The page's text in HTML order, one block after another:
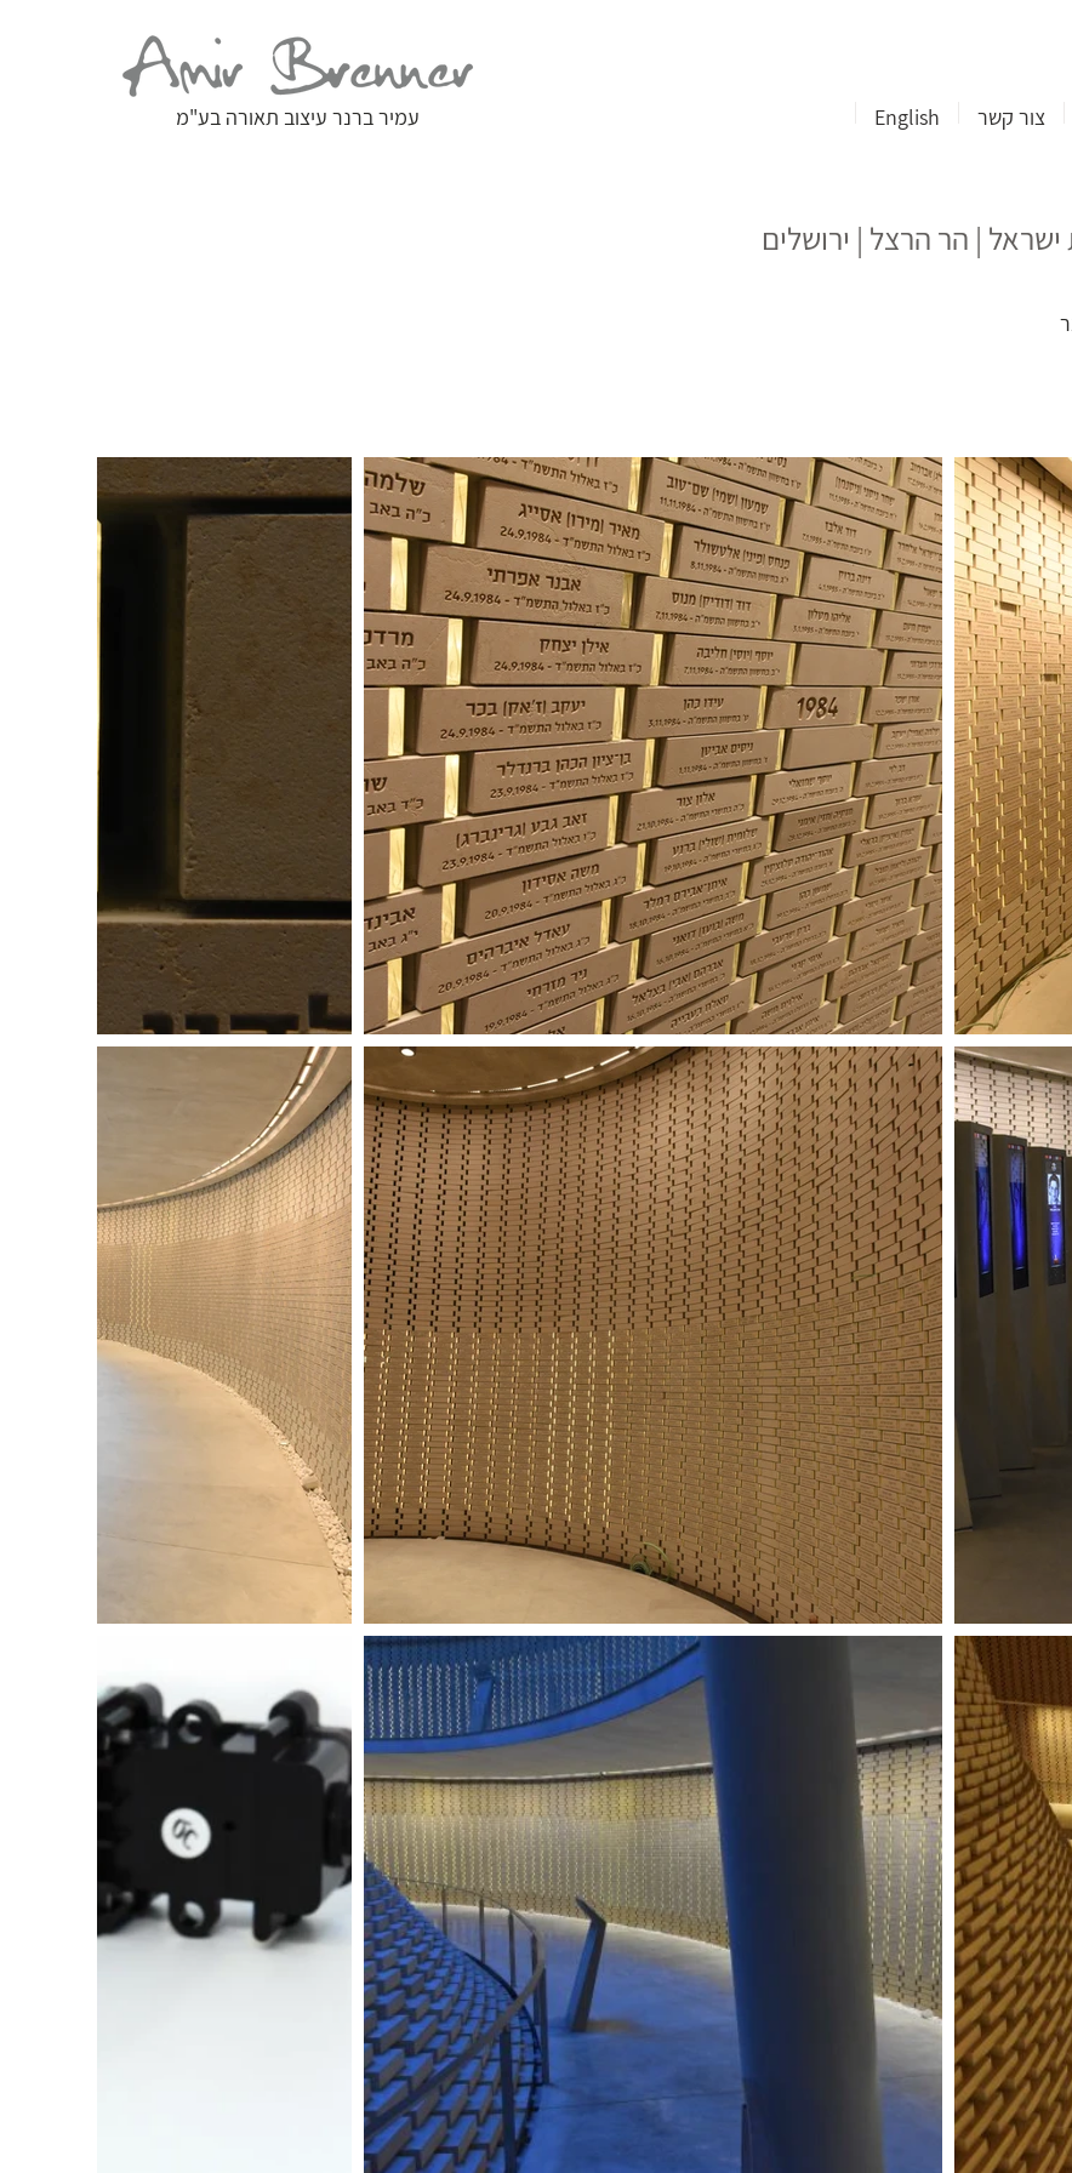
עמיר ברנר עיצוב תאורה בע"מ צור קשר English
| הר הרצל | ירושלים